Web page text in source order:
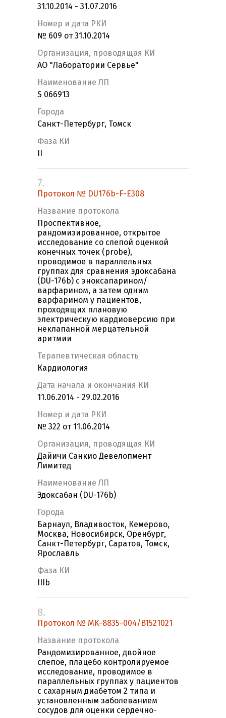
31.10.2014 - 31.07.2016
Номер и дата РКИ
№ 609 от 31.10.2014
Организация, проводящая КИ
АО "Лаборатории Сервье"
Наименование ЛП
S 066913
Города
Санкт-Петербург, Томск
Фаза КИ
7.
Протокол № DU176b-F-E308
Название протокола
Проспективное,
рандомизированное, открытое
исследование со слепой оценкой
конечных точек (probe),
проводимое в параллельных
группах для сравнения эдоксабана
(DU-176b) с эноксапарином/
варфарином, а затем одним
варфарином у пациентов,
проходящих плановую
электрическую кардиоверсию при
неклапанной мерцательной
аритмии
Терапевтическая область
Кардиология
Дата начала и окончания КИ
11.06.2014 - 29.02.2016
Номер и дата РКИ
№ 322 от 11.06.2014
Организация, проводящая КИ
Дайичи Санкио Девелопмент
Лимитед
Наименование ЛП
Эдоксабан (DU-176b)
Города
Барнаул, Владивосток, Кемерово,
Москва, Новосибирск, Оренбург,
Санкт-Петербург, Саратов, Томск,
Ярославль
Фаза КИ
IIIb
8.
Протокол № MK-8835-004/B1521021
Название протокола
Рандомизированное, двойное
слепое, плацебо контролируемое
исследование, проводимое в
параллельных группах у пациентов
с сахарным диабетом 2 типа и
установленным заболеванием
сосудов для оценки сердечно-